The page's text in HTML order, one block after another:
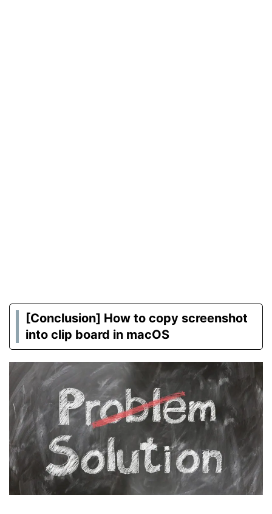
[Conclusion] How to copy screenshot
into clip board in macOS